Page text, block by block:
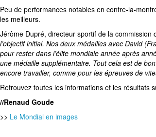
Peu de performances notables en contre-la-
les meilleurs.
Jérôme Dupré, directeur sportif de la commission
l’objectif initial. Nos deux médailles avec David
pour rester dans l’élite mondiale année après
une médaille supplémentaire. Tout cela est de
encore travailler, comme pour les épreuves de
Retrouvez toutes les informations et les résultats
//Renaud Goude
>> Le Mondial en images